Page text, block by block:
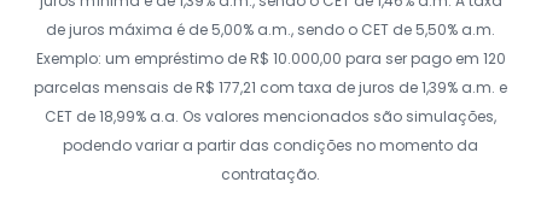
de juros máxima é de 5,00% a.m., sendo o CET de 5,50% a.m.
Exemplo: um empréstimo de R$ 10.000,00 para ser pago em 120
parcelas mensais de R$ 177,21 com taxa de juros de 1,39% a.m. e
CET de 18,99% a.a. Os valores mencionados são simulações,
podendo variar a partir das condições no momento da
contratação.